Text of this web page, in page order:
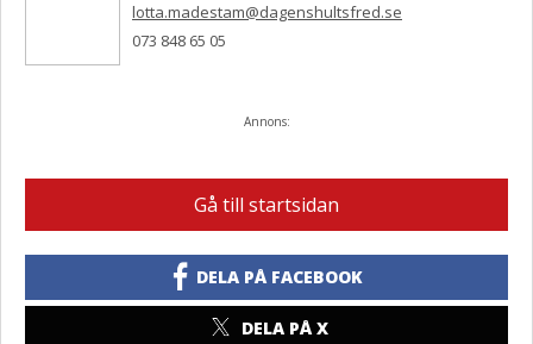
lotta.madestam@dagenshultsfred.se
073 848 65 05
Annons:
Gå till startsidan
DELA PÅ FACEBOOK
DELA PÅ X